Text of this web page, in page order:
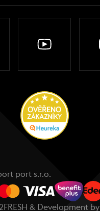
port s.r.o.
2FRESH & Development by